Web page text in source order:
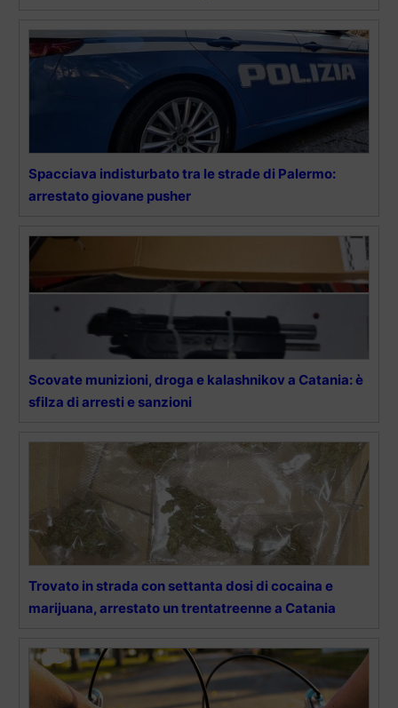
Spacciava indisturbato tra le strade di Palermo:
arrestato giovane pusher
Scovate munizioni, droga e kalashnikov a Catania: è
sfilza di arresti e sanzioni
Trovato in strada con settanta dosi di cocaina e
marijuana, arrestato un trentatreenne a Catania